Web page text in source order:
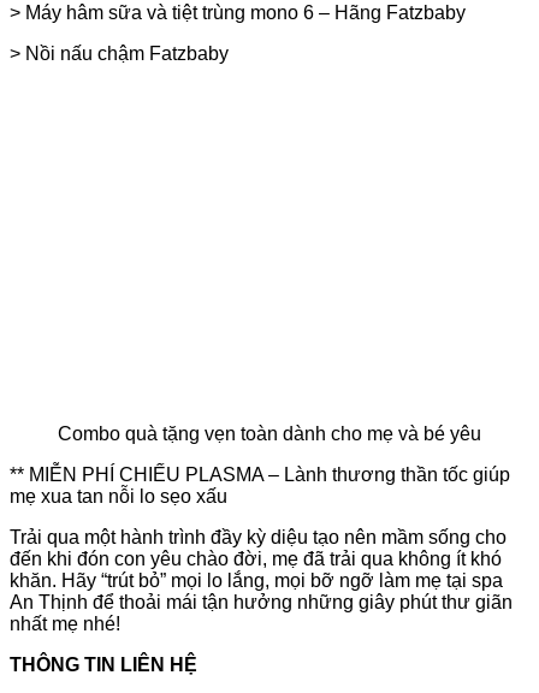
> Máy hâm sữa và tiệt trùng mono 6 – Hãng Fatzbaby
> Nồi nấu chậm Fatzbaby
Combo quà tặng vẹn toàn dành cho mẹ và bé yêu
** MIỄN PHÍ CHIẾU PLASMA – Lành thương thần tốc giúp
mẹ xua tan nỗi lo sẹo xấu
Trải qua một hành trình đầy kỳ diệu tạo nên mầm sống cho
đến khi đón con yêu chào đời, mẹ đã trải qua không ít khó
khăn. Hãy “trút bỏ” mọi lo lắng, mọi bỡ ngỡ làm mẹ tại spa
An Thịnh để thoải mái tận hưởng những giây phút thư giãn
nhất mẹ nhé!
THÔNG TIN LIÊN HỆ